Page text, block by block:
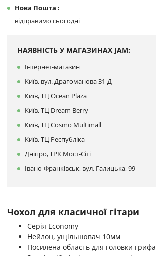
Нова Пошта :
відправимо сьогодні
НАЯВНІСТЬ У МАГАЗИНАХ JAM:
Інтернет-магазин
Київ, вул. Драгоманова 31-Д
Київ, ТЦ Ocean Plaza
Київ, ТЦ Dream Berry
Київ, ТЦ Cosmo Multimall
Київ, ТЦ Республіка
Дніпро, ТРК Мост-Сіті
Івано-Франківськ, вул. Галицька, 99
Чохол для класичної гітари
Серія Economy
Нейлон, ущільнювач 10мм
Посилена область для головки грифа